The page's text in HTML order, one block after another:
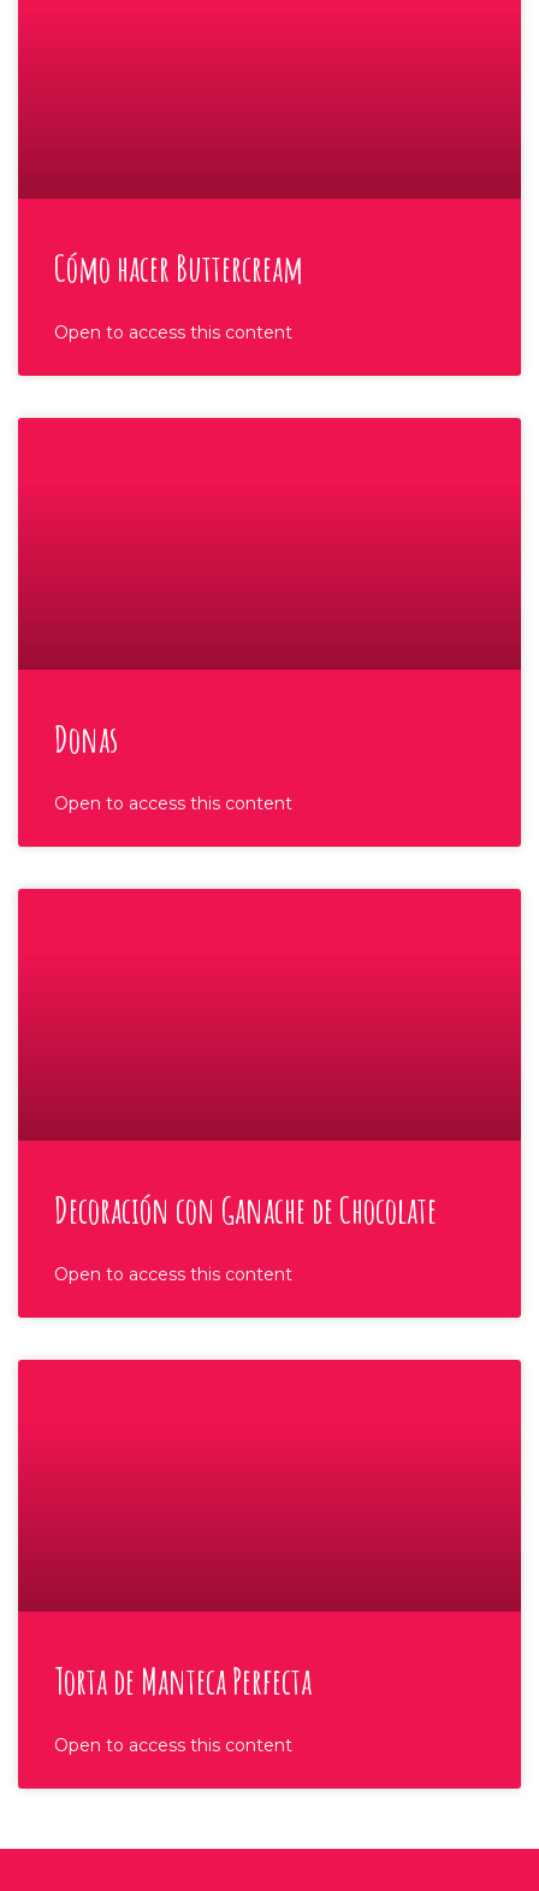
Cómo hacer Buttercream
Open to access this content
Donas
Open to access this content
Decoración con Ganache de Chocolate
Open to access this content
Torta de Manteca Perfecta
Open to access this content